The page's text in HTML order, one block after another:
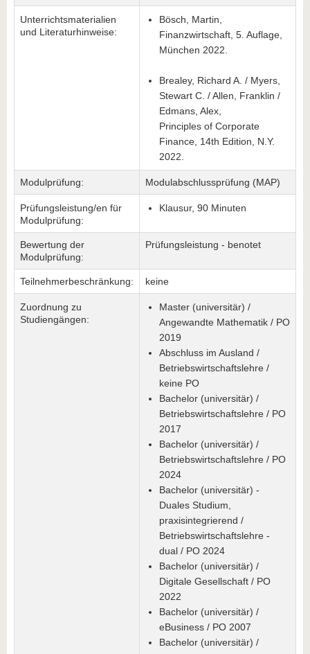
Unterrichtsmaterialien
und Literaturhinweise:
Bösch, Martin,
Finanzwirtschaft, 5. Auflage,
München 2022.
Brealey, Richard A. / Myers,
Stewart C. / Allen, Franklin /
Edmans, Alex,
Principles of Corporate
Finance, 14th Edition, N.Y.
2022.
Modulprüfung: Modulabschlussprüfung (MAP)
Prüfungsleistung/en für
Modulprüfung:
Klausur, 90 Minuten
Bewertung der
Modulprüfung:
Prüfungsleistung - benotet
Teilnehmerbeschränkung: keine
Zuordnung zu
Studiengängen:
Master (universitär) /
Angewandte Mathematik / PO
2019
Abschluss im Ausland /
Betriebswirtschaftslehre /
keine PO
Bachelor (universitär) /
Betriebswirtschaftslehre / PO
2017
Bachelor (universitär) /
Betriebswirtschaftslehre / PO
2024
Bachelor (universitär) -
Duales Studium,
praxisintegrierend /
Betriebswirtschaftslehre -
dual / PO 2024
Bachelor (universitär) /
Digitale Gesellschaft / PO
2022
Bachelor (universitär) /
eBusiness / PO 2007
Bachelor (universitär) /